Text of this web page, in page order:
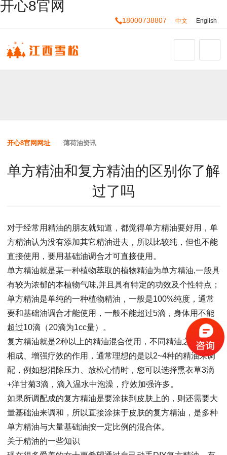
开心8官网
18000738807 中文 English
开心8官网网址 薄荷油资讯
单方精油和复方精油的区别你了解
过了吗
对于经常用精油的朋友就知道，都觉得单方精油要好用，单
方精油认为没有添加其它精油进去，所以比较纯，但也不能
直接使用，要用基础油调合才可直接使用。
单方精油就是某一种植物萃取的植物精油为单方精油,一般具
有较为浓郁的本植物气味,并且具有特定的功效及个性特点；
单方精油是单纯的一种植物精油，一般是100%纯度，通常
要和基础油调合才能使用，一般不能超过5滴，身体用不能
超过10滴（20滴为1cc量）。
复方精油就是2种以上的精油混合使用，不同精油之间相辅
相成、增强疗效的作用，通常理想的是以2~4种的精油来调
配，例如想消除压力、放松心情时，您可以选择熏衣草3滴
+洋甘菊3滴，滴入温水中泡澡，疗效加强许多。
如果所调配成的复方精油是要涂抹到皮肤上的，则还需要大
量基础油来调和，所以直接涂抹于皮肤的复方精油，是多种
单方精油与大量基础油按一定比例的混合体。
关于精油的一些知识